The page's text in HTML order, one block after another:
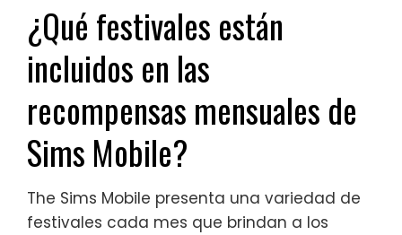
¿Qué festivales están
incluidos en las
recompensas mensuales de
Sims Mobile?
The Sims Mobile presenta una variedad de
festivales cada mes que brindan a los